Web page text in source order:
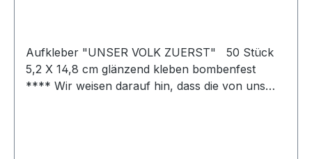
Aufkleber "UNSER VOLK ZUERST" 50 Stück
5,2 X 14,8 cm glänzend kleben bombenfest
**** Wir weisen darauf hin, dass die von uns